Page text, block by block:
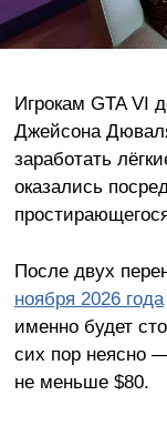
Игрокам GTA VI
Джейсона
заработать
оказались
После двух
ноября 2026 года
именно будет
сих пор неясно
не меньше $80.